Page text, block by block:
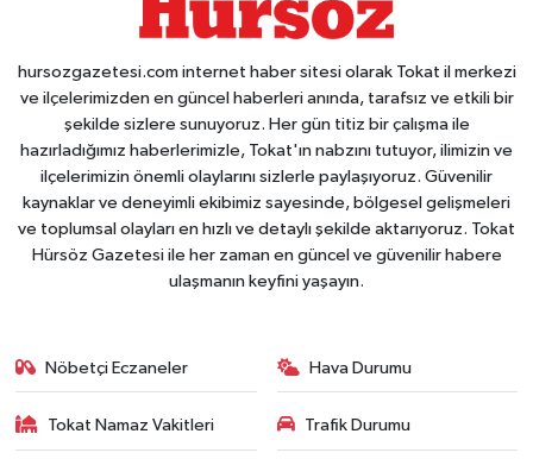
hursozgazetesi.com internet haber sitesi olarak Tokat il merkezi
ve ilçelerimizden en güncel haberleri anında, tarafsız ve etkili bir
şekilde sizlere sunuyoruz. Her gün titiz bir çalışma ile
hazırladığımız haberlerimizle, Tokat'ın nabzını tutuyor, ilimizin ve
ilçelerimizin önemli olaylarını sizlerle paylaşıyoruz. Güvenilir
kaynaklar ve deneyimli ekibimiz sayesinde, bölgesel gelişmeleri
ve toplumsal olayları en hızlı ve detaylı şekilde aktarıyoruz. Tokat
Hürsöz Gazetesi ile her zaman en güncel ve güvenilir habere
ulaşmanın keyfini yaşayın.
Nöbetçi Eczaneler Hava Durumu
Tokat Namaz Vakitleri Trafik Durumu